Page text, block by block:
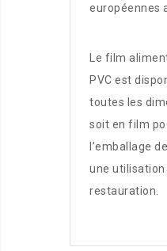
européennes
Le film
PVC est
toutes les
soit en film
l’emballage
une utilisation
restauration.